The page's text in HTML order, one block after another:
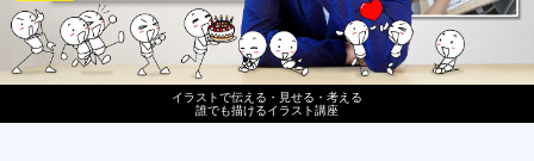
イラストで伝える・見せる・考える
誰でも描けるイラスト講座